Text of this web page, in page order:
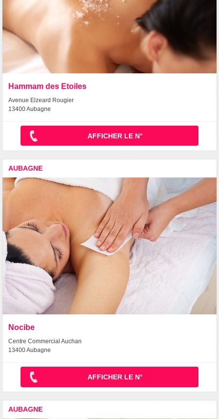
Hammam des Etoiles
Avenue Elzeard Rougier
13400 Aubagne
AFFICHER LE N°
AUBAGNE
Nocibe
Centre Commercial Auchan
13400 Aubagne
AFFICHER LE N°
AUBAGNE